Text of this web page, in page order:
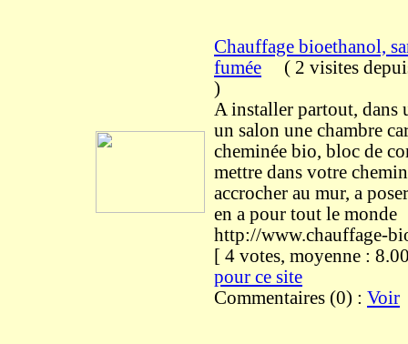
Chauffage bioethanol,
fumée ( 2 visites
)
A installer partout, dans
un salon une chambre
cheminée bio, bloc de
mettre dans votre
accrocher au mur, a
en a pour tout le monde
http://www.chauffage-
[ 4 votes, moyenne :
pour ce site
Commentaires (0) : Voir